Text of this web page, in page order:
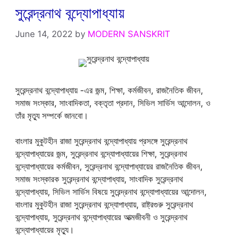
সুরেন্দ্রনাথ বন্দ্যোপাধ্যায়
June 14, 2022 by MODERN SANSKRIT
সুরেন্দ্রনাথ বন্দ্যোপাধ্যায় -এর জন্ম, শিক্ষা, কর্মজীবন, রাজনৈতিক জীবন,
সমাজ সংস্কার, সাংবাদিকতা, বক্তৃতা প্রদান, সিভিল সার্ভিস আন্দোলন, ও
তাঁর মৃত্যু সম্পর্কে জানবো।
বাংলার মুকুটহীন রাজা সুরেন্দ্রনাথ বন্দ্যোপাধ্যায় প্রসঙ্গে সুরেন্দ্রনাথ
বন্দ্যোপাধ্যায়ের জন্ম, সুরেন্দ্রনাথ বন্দ্যোপাধ্যায়ের শিক্ষা, সুরেন্দ্রনাথ
বন্দ্যোপাধ্যায়ের কর্মজীবন, সুরেন্দ্রনাথ বন্দ্যোপাধ্যায়ের রাজনৈতিক জীবন,
সমাজ সংস্কারক সুরেন্দ্রনাথ বন্দ্যোপাধ্যায়, সাংবাদিক সুরেন্দ্রনাথ
বন্দ্যোপাধ্যায়, সিভিল সার্ভিস বিষয়ে সুরেন্দ্রনাথ বন্দ্যোপাধ্যায়ের আন্দোলন,
বাংলার মুকুটহীন রাজা সুরেন্দ্রনাথ বন্দ্যোপাধ্যায়, রাষ্ট্রগুরু সুরেন্দ্রনাথ
বন্দ্যোপাধ্যায়, সুরেন্দ্রনাথ বন্দ্যোপাধ্যায়ের আত্মজীবনী ও সুরেন্দ্রনাথ
বন্দ্যোপাধ্যায়ের মৃত্যু।